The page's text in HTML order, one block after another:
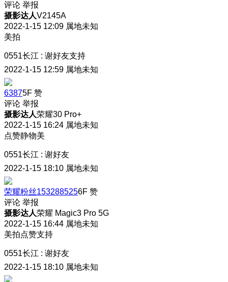
评论 举报
摄影达人V2145A
2022-1-15 12:09 属地未知
美拍
0551长江 : 谢好友支持
2022-1-15 12:59 属地未知
63875F 赞
评论 举报
摄影达人荣耀30 Pro+
2022-1-15 16:24 属地未知
点赞静物美
0551长江 : 谢好友
2022-1-15 18:10 属地未知
荣耀粉丝1532885256F 赞
评论 举报
摄影达人荣耀 Magic3 Pro 5G
2022-1-15 16:44 属地未知
美拍点赞支持
0551长江 : 谢好友
2022-1-15 18:10 属地未知